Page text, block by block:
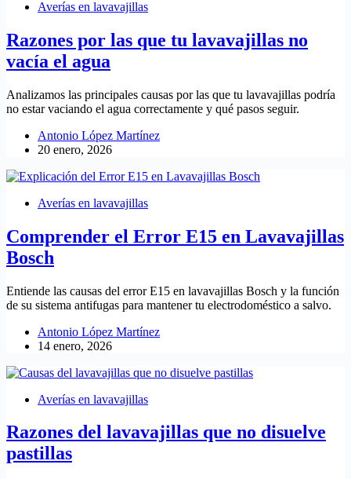
Averías en lavavajillas
Razones por las que tu lavavajillas no
vacía el agua
Analizamos las principales causas por las que tu lavavajillas podría
no estar vaciando el agua correctamente y qué pasos seguir.
Antonio López Martínez
20 enero, 2026
Averías en lavavajillas
Comprender el Error E15 en Lavavajillas
Bosch
Entiende las causas del error E15 en lavavajillas Bosch y la función
de su sistema antifugas para mantener tu electrodoméstico a salvo.
Antonio López Martínez
14 enero, 2026
Averías en lavavajillas
Razones del lavavajillas que no disuelve
pastillas